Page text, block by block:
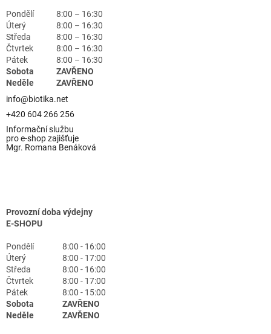
Pondělí
8:00 – 16:30
Úterý
8:00 – 16:30
Středa
8:00 – 16:30
Čtvrtek
8:00 – 16:30
Pátek
8:00 – 16:30
Sobota
ZAVŘENO
Neděle
ZAVŘENO
info@biotika.net
+420 604 266 256
Informační službu
pro e-shop zajišťuje
Mgr. Romana Benáková
Provozní doba výdejny
E-SHOPU
Pondělí
8:00 - 16:00
Úterý
8:00 - 17:00
Středa
8:00 - 16:00
Čtvrtek
8:00 - 17:00
Pátek
8:00 - 15:00
Sobota
ZAVŘENO
Neděle
ZAVŘENO